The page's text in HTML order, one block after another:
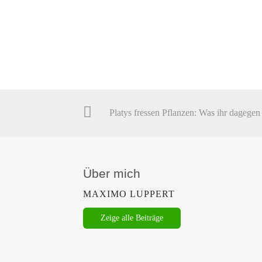
Über mich
MAXIMO LUPPERT
Zeige alle Beiträge